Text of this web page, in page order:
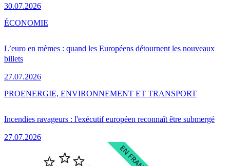
30.07.2026
L’euro en mèmes : quand les Européens détournent les nouveaux
billets
27.07.2026
ÉCONOMIE
Incendies ravageurs : l'exécutif européen reconnaît être submergé
27.07.2026
PROENERGIE, ENVIRONNEMENT ET TRANSPORT